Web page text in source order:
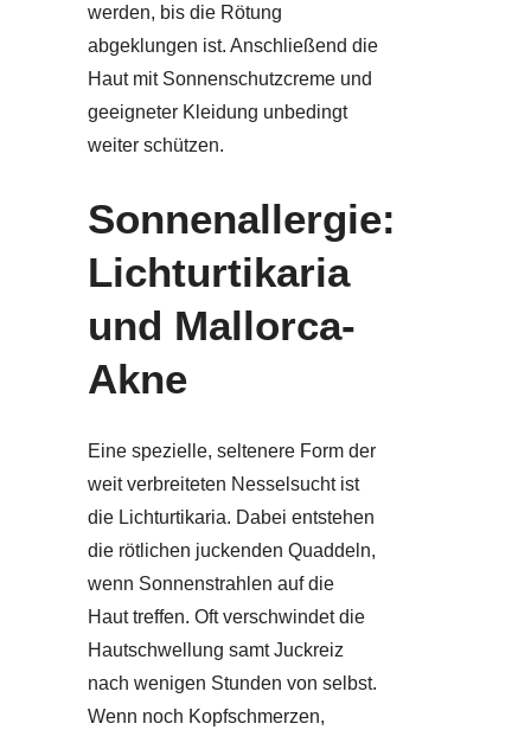
werden, bis die Rötung
abgeklungen ist. Anschließend die
Haut mit Sonnenschutzcreme und
geeigneter Kleidung unbedingt
weiter schützen.
Sonnenallergie:
Lichturtikaria
und Mallorca-
Akne
Eine spezielle, seltenere Form der
weit verbreiteten Nesselsucht ist
die Lichturtikaria. Dabei entstehen
die rötlichen juckenden Quaddeln,
wenn Sonnenstrahlen auf die
Haut treffen. Oft verschwindet die
Hautschwellung samt Juckreiz
nach wenigen Stunden von selbst.
Wenn noch Kopfschmerzen,